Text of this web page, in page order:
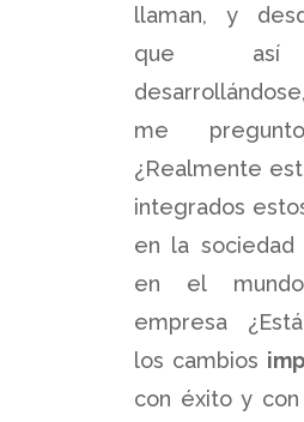
llaman, y
que así
me
¿Realmente
integrados
en la sociedad
en el
empresa
los cambios
con éxito y